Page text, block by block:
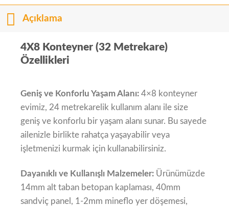
Açıklama
4X8 Konteyner (32 Metrekare)
Özellikleri
Geniş ve Konforlu Yaşam Alanı:4×8 konteyner
evimiz, 24 metrekarelik kullanım alanı ile size
geniş ve konforlu bir yaşam alanı sunar. Bu sayede
ailenizle birlikte rahatça yaşayabilir veya
işletmenizi kurmak için kullanabilirsiniz.
Dayanıklı ve Kullanışlı Malzemeler:Ürünümüzde
14mm alt taban betopan kaplaması, 40mm
sandviç panel, 1-2mm mineflo yer döşemesi,